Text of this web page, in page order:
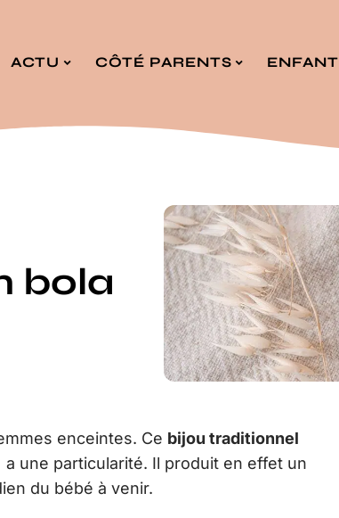
ACTU CÔTÉ PARENTS ENFANT
bola
enceintes. Ce bijou traditionnel
une particularité. Il produit en effet un
du bébé à venir.